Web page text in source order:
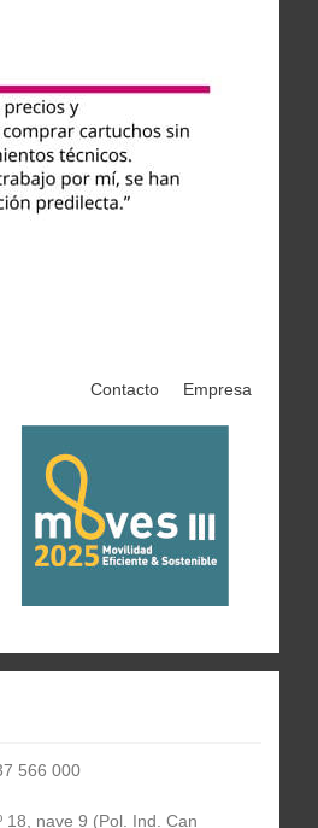
Contacto Empresa
566 000
18, nave 9 (Pol. Ind. Can